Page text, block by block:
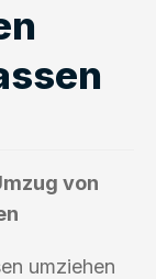
von
umziehen